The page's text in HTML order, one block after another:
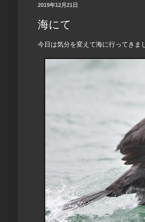
2019年12月21日
海にて
今日は気分を変えて海に行ってきま